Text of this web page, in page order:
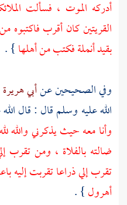
أدركه الموت ، فسألت
القريتين كان أقرب
بقيد أنملة فكتب من أهلها} .
وفي الصحيحين عنأبي هريرة
الله عليه وسلم قال : قال
وأنا معه حيث يذكرني والله
ضالته بالفلاة ، ومن تقرب
تقرب إلي ذراعا تقربت إليه
أهرول} .